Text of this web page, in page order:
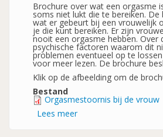
Brochure over wat een orgasme
soms niet lukt die te bereiken.
wat er gebeurt bij een vrouwelijk
je die kunt bereiken. Er zijn
nooit een orgasme hebben. Over
psychische factoren waarom dit
problemen eventueel op te
voor meer lezen. De brochure
Klik op de afbeelding om de
Bestand
Orgasmestoornis bij de vrouw
Lees meerover